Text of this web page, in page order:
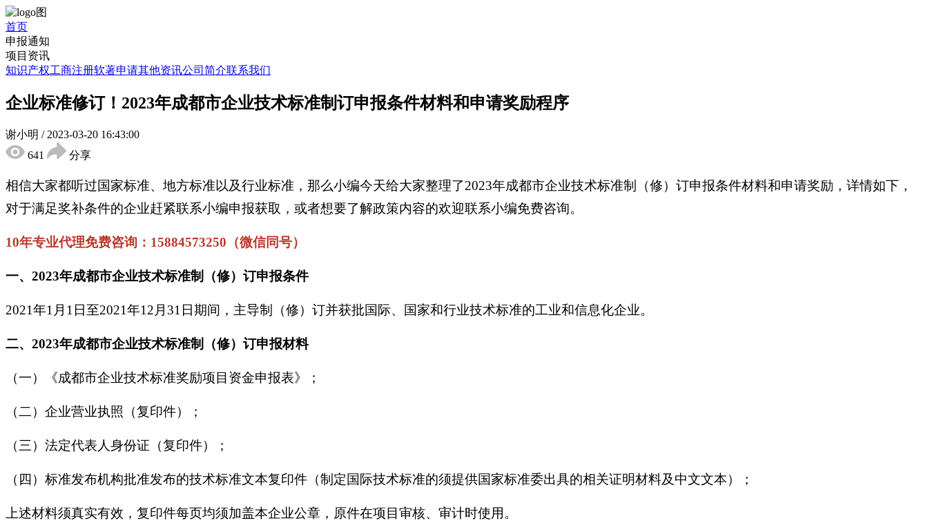
首页
申报通知
项目资讯
知识产权工商注册软著申请其他资讯公司简介联系我们
企业标准修订！2023年成都市企业技术标准制订申报条件材料和申请奖励程序
谢小明 / 2023-03-20 16:43:00
641
分享
相信大家都听过国家标准、地方标准以及行业标准，那么小编今天给大家整理了2023年成都市企业技术标准制（修）订申报条件材料和申请奖励，详情如下，
对于满足奖补条件的企业赶紧联系小编申报获取，或者想要了解政策内容的欢迎联系小编免费咨询。
10年专业代理免费咨询：15884573250（微信同号）
一、2023年成都市企业技术标准制（修）订申报条件
2021年1月1日至2021年12月31日期间，主导制（修）订并获批国际、国家和行业技术标准的工业和信息化企业。
二、2023年成都市企业技术标准制（修）订申报材料
（一）《成都市企业技术标准奖励项目资金申报表》；
（二）企业营业执照（复印件）；
（三）法定代表人身份证（复印件）；
（四）标准发布机构批准发布的技术标准文本复印件（制定国际技术标准的须提供国家标准委出具的相关证明材料及中文文本）；
上述材料须真实有效，复印件每页均须加盖本企业公章，原件在项目审核、审计时使用。